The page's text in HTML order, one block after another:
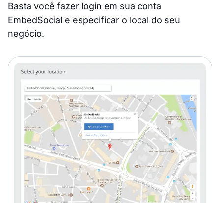
Basta você fazer login em sua conta
EmbedSocial e especificar o local do seu
negócio.